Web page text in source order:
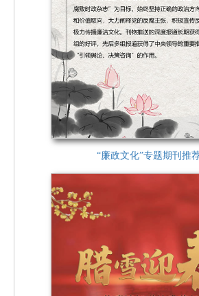
“廉政文化”专题期刊推